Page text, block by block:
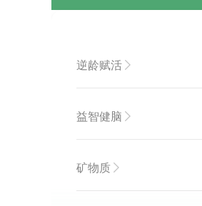
逆龄赋活 
益智健脑 
矿物质 